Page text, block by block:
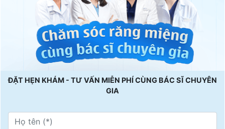
ĐẶT HẸN KHÁM - TƯ VẤN MIỄN PHÍ CÙNG BÁC SĨ CHUYÊN
GIA